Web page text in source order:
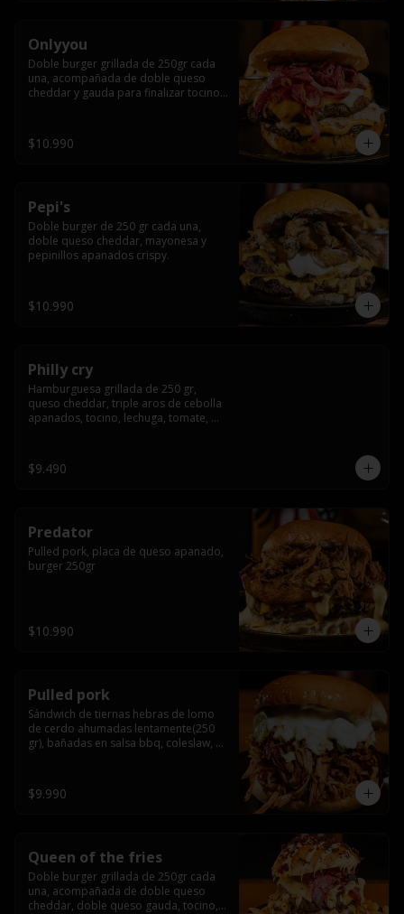
Onlyyou
Doble burger grillada de 250gr cada
una, acompañada de doble queso
cheddar y gauda para finalizar tocino
$10.990
Pepi's
Doble burger de 250 gr cada una,
doble queso cheddar, mayonesa y
pepinillos apanados crispy.
$10.990
Philly cry
Hamburguesa grillada de 250 gr,
queso cheddar, triple aros de cebolla
apanados, tocino, lechuga, tomate,
$9.490
Predator
Pulled pork, placa de queso apanado,
burger 250gr
$10.990
Pulled pork
Sándwich de tiernas hebras de lomo
de cerdo ahumadas lentamente(250
gr), bañadas en salsa bbq, coleslaw,
$9.990
Queen of the fries
Doble burger grillada de 250gr cada
una, acompañada de doble queso
cheddar, doble queso gauda, tocino,